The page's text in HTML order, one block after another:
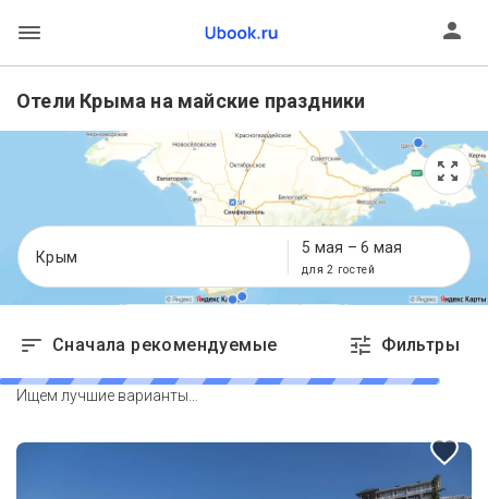
Отели Крыма на майские праздники
Крым
5 мая – 6 мая
для 2 гостей
Сначала рекомендуемые Фильтры
Ищем лучшие варианты…